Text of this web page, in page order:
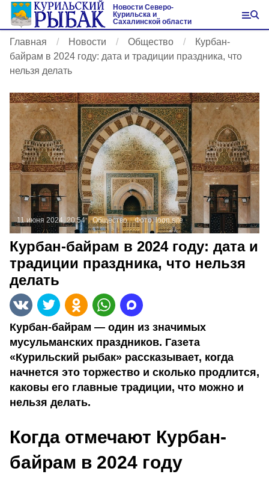
Новости Северо-
Курильска и
Сахалинской области
Главная Новости Общество
Курбан-
байрам в 2024 году: дата и традиции праздника, что
нельзя делать
11 июня 2024, 20:54 Общество Фото:loon.site
Курбан-байрам в 2024 году: дата и
традиции праздника, что нельзя
делать
Курбан-байрам — один из значимых
мусульманских праздников. Газета
«Курильский рыбак» рассказывает, когда
начнется это торжество и сколько продлится,
каковы его главные традиции, что можно и
нельзя делать.
Когда отмечают Курбан-
байрам в 2024 году